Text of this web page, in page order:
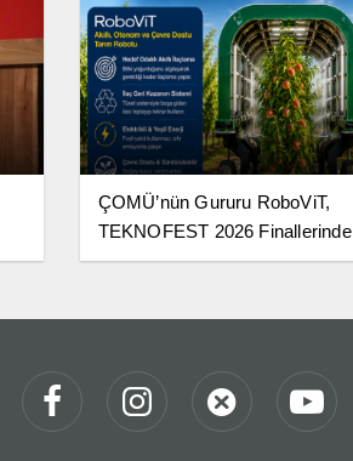
ÇOMÜ’nün Gururu RoboViT,
TEKNOFEST 2026 Finallerinde